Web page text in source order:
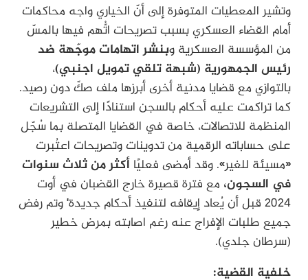
وتشير المعطيات المتوفرة إلى أنّ الخياري واجه محاكمات
أمام القضاء العسكري بسبب تصريحات اتُّهم فيها بالمسّ
من المؤسسة العسكرية وبنشر اتهامات موجّهة ضد
رئيس الجمهورية (شبهة تلقي تمويل اجنبي)،
بالتوازي مع قضايا مدنية أخرى أبرزها ملف صكّ دون رصيد.
كما تراكمت عليه أحكام بالسجن استنادًا إلى التشريعات
المنظمة للاتصالات، خاصة في القضايا المتصلة بما سُجّل
على حساباته الرقمية من تدوينات وتصريحات اعتُبرت
«مسيئة للغير». وقد أمضى فعليًا أكثر من ثلاث سنوات
في السجون، مع فترة قصيرة خارج القضبان في أوت
2024 قبل أن يُعاد إيقافه لتنفيذ أحكام جديدة٬ وتم رفض
جميع طلبات الإفراج عنه رغم اصابته بمرض خطير
(سرطان جلدي).
خلفية القضية: